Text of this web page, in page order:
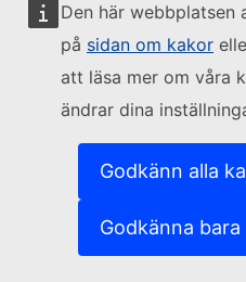
Den här webbplatsen
på sidan om kakor
att läsa mer om våra
ändrar dina
Godkänn alla
Godkänna